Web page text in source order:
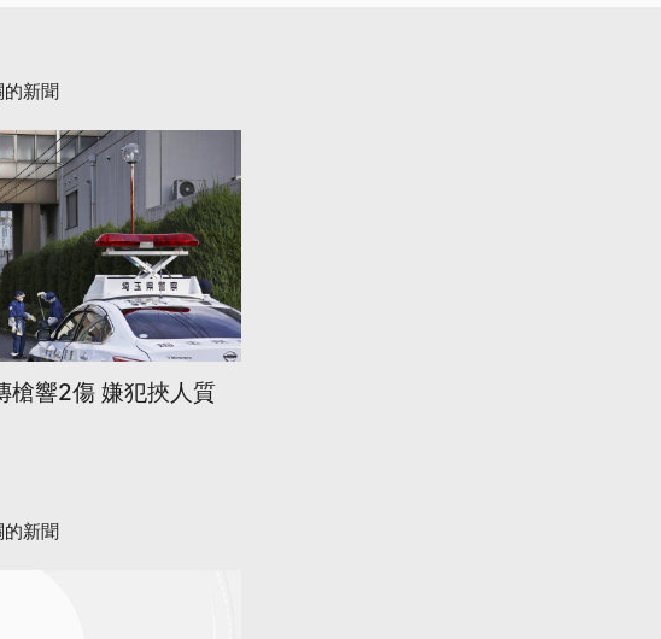
新聞
槍響2傷 嫌犯挾人質
新聞